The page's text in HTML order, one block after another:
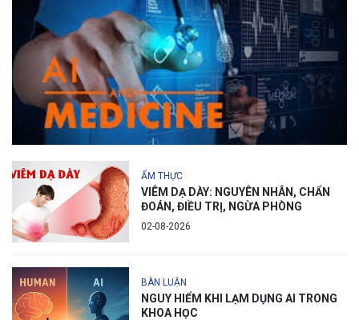
ẨM THỰC
VIÊM DẠ DÀY: NGUYÊN NHÂN, CHẨN
ĐOÁN, ĐIỀU TRỊ, NGỪA PHÒNG
02-08-2026
BÀN LUẬN
NGUY HIỂM KHI LẠM DỤNG AI TRONG
KHOA HỌC